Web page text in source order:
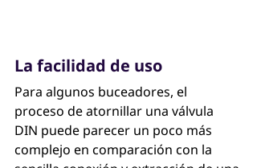
La facilidad de uso
Para algunos buceadores, el
proceso de atornillar una válvula
DIN puede parecer un poco más
complejo en comparación con la